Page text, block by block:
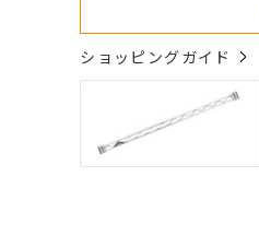
ショッピングガイド